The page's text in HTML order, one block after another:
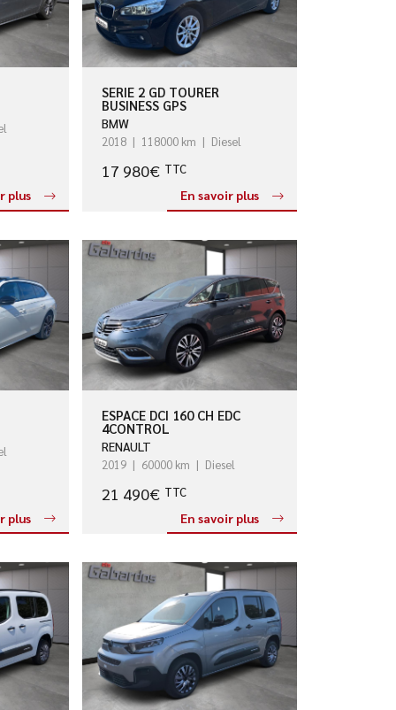
plus
SERIE 2 GD TOURER
BUSINESS GPS
BMW
2018 118000 km Diesel
17 980€ TTC
En savoir plus
plus
ESPACE DCI 160 CH EDC
4CONTROL
RENAULT
2019 60000 km Diesel
21 490€ TTC
En savoir plus